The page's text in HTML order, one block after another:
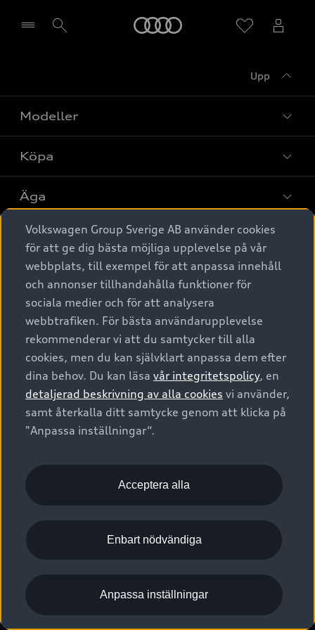
Upp
Modeller
Alla modeller
Elbilar
A6 modellerna
SUV
Avant
Audi Sport
Köpa
Privaterbjudanden
Privatleasing
Nya bilar i lager
Begagnade bilar i lager
Audi approved :plus - så gott som nya
Finansiering
Audi exclusive
Provkörning
Äga
Service & tillbehör
Audi digital services
Originaltillbehör - köp online
Garantier
Försäkring
Digitala manualer för din Audi
Audi Collection – livsstilsartiklar
Vanliga frågor
2G/3G nätet stängs ned - Hur påverkas min bil av detta?
Tjänstebil
Tjänstebil
Business lease online
Företagsleasing
Om Audi Sverige
Kontakta oss
Audi Återförsäljare/-serviceverkstad
myAudi
Pressmeddelanden
Nyhetsbrev
Vårt hållbarhetsarbete
Lediga tjänster huvudkontor
Lediga tjänster hos Audi Återförsäljare
Kommentar till mediauppgifter om dataläcka
© 2026 AUDI SVERIGE. All Rights Reserved.
Utgivare Juridiskt
Juridiskt Audi AG
Juridiskt Audi Digital Giveaway
Anpassa inställningar för cookies
Visselblåsarkanaler
Volkswagen Group Sverige AB använder cookies
för att ge dig bästa möjliga upplevelse på vår
webbplats, till exempel för att anpassa innehåll
och annonser tillhandahålla funktioner för
sociala medier och för att analysera
webbtrafiken. För bästa användarupplevelse
rekommenderar vi att du samtycker till alla
cookies, men du kan självklart anpassa dem efter
dina behov. Du kan läsa vår integritetspolicy, en
detaljerad beskrivning av alla cookies vi använder,
samt återkalla ditt samtycke genom att klicka på
"Anpassa inställningar“.
Acceptera alla
Enbart nödvändiga
Anpassa inställningar